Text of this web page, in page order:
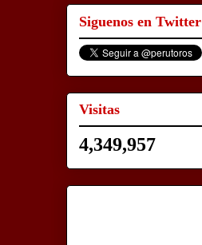
Siguenos en Twitter
Visitas
4,349,957